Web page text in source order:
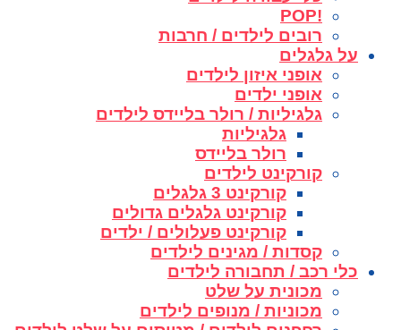
!POP
רובים לילדים / חרבות
על גלגלים
אופני איזון לילדים
אופני ילדים
גלגיליות / רולר בליידס לילדים
גלגיליות
רולר בליידס
קורקינט לילדים
קורקינט 3 גלגלים
קורקינט גלגלים גדולים
קורקינט פעלולים / ילדים
קסדות / מגינים לילדים
כלי רכב / תחבורה לילדים
מכונית על שלט
מכוניות / מנופים לילדים